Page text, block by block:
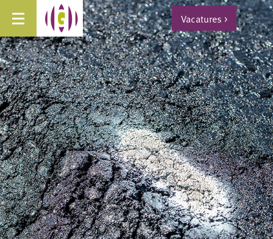
Vacatures >